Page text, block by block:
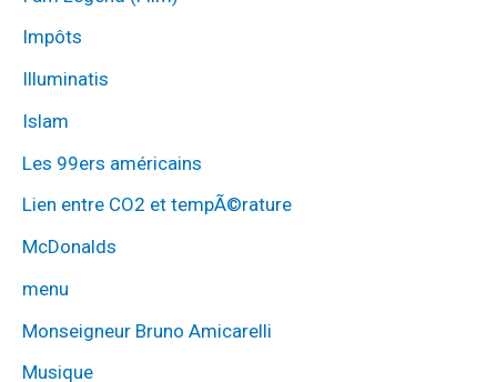
Impôts
Illuminatis
Islam
Les 99ers américains
Lien entre CO2 et tempÃ©rature
McDonalds
menu
Monseigneur Bruno Amicarelli
Musique